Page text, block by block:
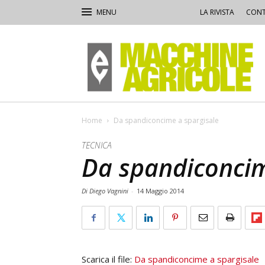
LA RIVISTA
Macchine
Agricole
Home Da spandiconcime a spargisale
TECNICA
Da
Di Diego Vagnini - 14 Maggio 2014
Scarica il file: Da spandiconcime a spargisale